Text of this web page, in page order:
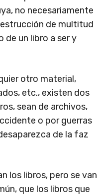
no necesariamente
de multitud
de un libro a ser y
otro material,
etc., existen dos
sean de archivos,
o por guerras
de la faz
los libros, pero se van
que los libros que